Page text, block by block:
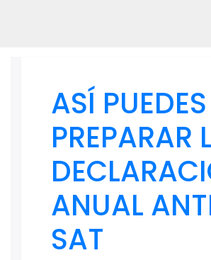
ASÍ PUEDES
PREPARAR
ANUAL
SAT